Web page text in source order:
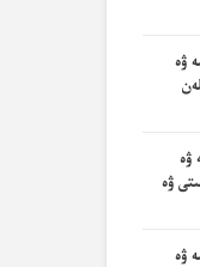
ۋە
ۋە
ۋە
ۋە